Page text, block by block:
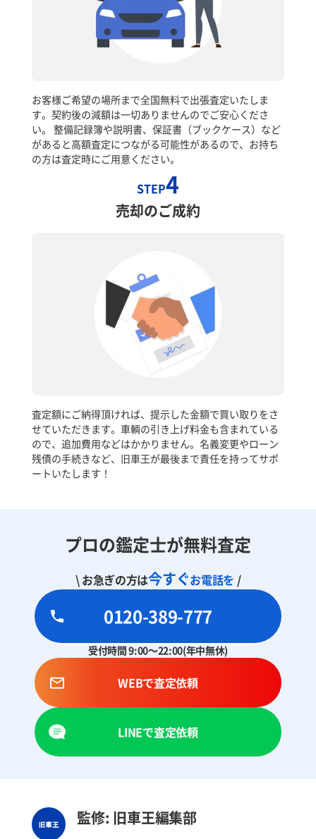
お客様ご希望の場所まで全国無料で出張査定いたしま
す。契約後の減額は一切ありませんのでご安心くださ
い。 整備記録簿や説明書、保証書（ブックケース）など
があると高額査定につながる可能性があるので、お持ち
の方は査定時にご用意ください。
STEP4
売却のご成約
査定額にご納得頂ければ、提示した金額で買い取りをさ
せていただきます。車輌の引き上げ料金も含まれている
ので、追加費用などはかかりません。名義変更やローン
残債の手続きなど、旧車王が最後まで責任を持ってサポ
ートいたします！
プロの鑑定士が無料査定
\ お急ぎの方は今すぐお電話を /
0120-389-777
受付時間 9:00～22:00(年中無休)
WEBで査定依頼
LINEで査定依頼
監修: 旧車王編集部